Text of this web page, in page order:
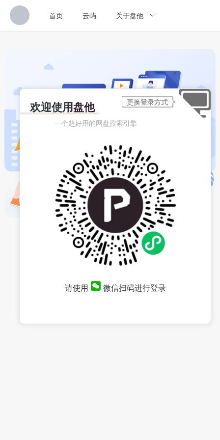
首页 云屿 关于盘他
欢迎使用盘他
一个超好用的网盘搜索引擎
请使用 微信扫码进行登录